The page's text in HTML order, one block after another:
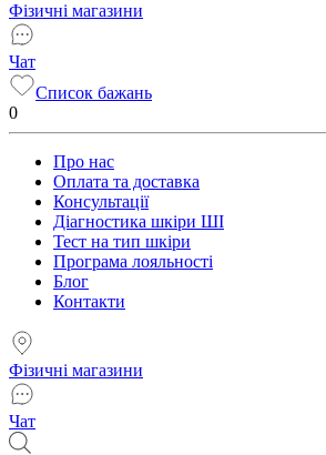
Фізичні магазини
Чат
Список бажань
0
Про нас
Оплата та доставка
Консультації
Діагностика шкіри ШІ
Тест на тип шкіри
Програма лояльності
Блог
Контакти
Фізичні магазини
Чат